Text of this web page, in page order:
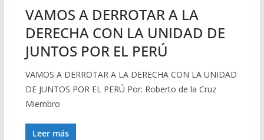
VAMOS A DERROTAR A LA
DERECHA CON LA UNIDAD DE
JUNTOS POR EL PERÚ
VAMOS A DERROTAR A LA DERECHA CON LA UNIDAD
DE JUNTOS POR EL PERÚ Por: Roberto de la Cruz
Miembro
Leer más